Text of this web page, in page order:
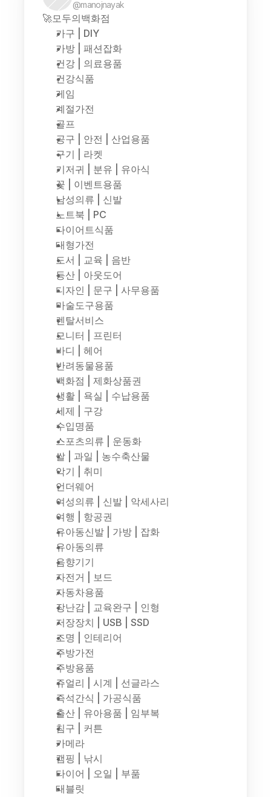
@manojnayak
🚀모두의백화점
가구 | DIY
가방 | 패션잡화
건강 | 의료용품
건강식품
게임
계절가전
골프
공구 | 안전 | 산업용품
구기 | 라켓
기저귀 | 분유 | 유아식
꽃 | 이벤트용품
남성의류 | 신발
노트북 | PC
다이어트식품
대형가전
도서 | 교육 | 음반
등산 | 아웃도어
디자인 | 문구 | 사무용품
마술도구용품
렌탈서비스
모니터 | 프린터
바디 | 헤어
반려동물용품
백화점 | 제화상품권
생활 | 욕실 | 수납용품
세제 | 구강
수입명품
스포츠의류 | 운동화
쌀 | 과일 | 농수축산물
악기 | 취미
언더웨어
여성의류 | 신발 | 악세사리
여행 | 항공권
유아동신발 | 가방 | 잡화
유아동의류
음향기기
자전거 | 보드
자동차용품
장난감 | 교육완구 | 인형
저장장치 | USB | SSD
조명 | 인테리어
주방가전
주방용품
쥬얼리 | 시계 | 선글라스
즉석간식 | 가공식품
출산 | 유아용품 | 임부복
침구 | 커튼
카메라
캠핑 | 낚시
타이어 | 오일 | 부품
태블릿